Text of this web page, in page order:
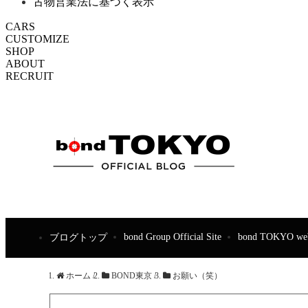
CARS
CUSTOMIZE
SHOP
ABOUT
RECRUIT
ブログトップ bond Group Official Site bond TOKYO
ホーム / BOND東京 / お願い（笑）